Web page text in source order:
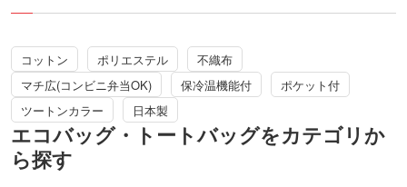
り、オリジナルの名入れがよく映えま
典にオススメのノベルティです。
コットン ポリエステル
不織布
マチ広(コンビニ弁当OK)
保冷温機能付
ポケット付
ツートンカラー
日本製
エコバッグ・トートバッグをカテゴリか
ら探す